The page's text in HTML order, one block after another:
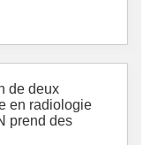
de deux
en radiologie
prend des